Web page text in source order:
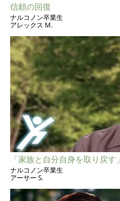
信頼の回復
ナルコノン卒業生
アレックス M.
「家族と自分自身を取り戻す」
ナルコノン卒業生
アーサー S.